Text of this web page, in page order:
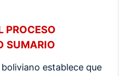
PROCESO
SUMARIO
establece que